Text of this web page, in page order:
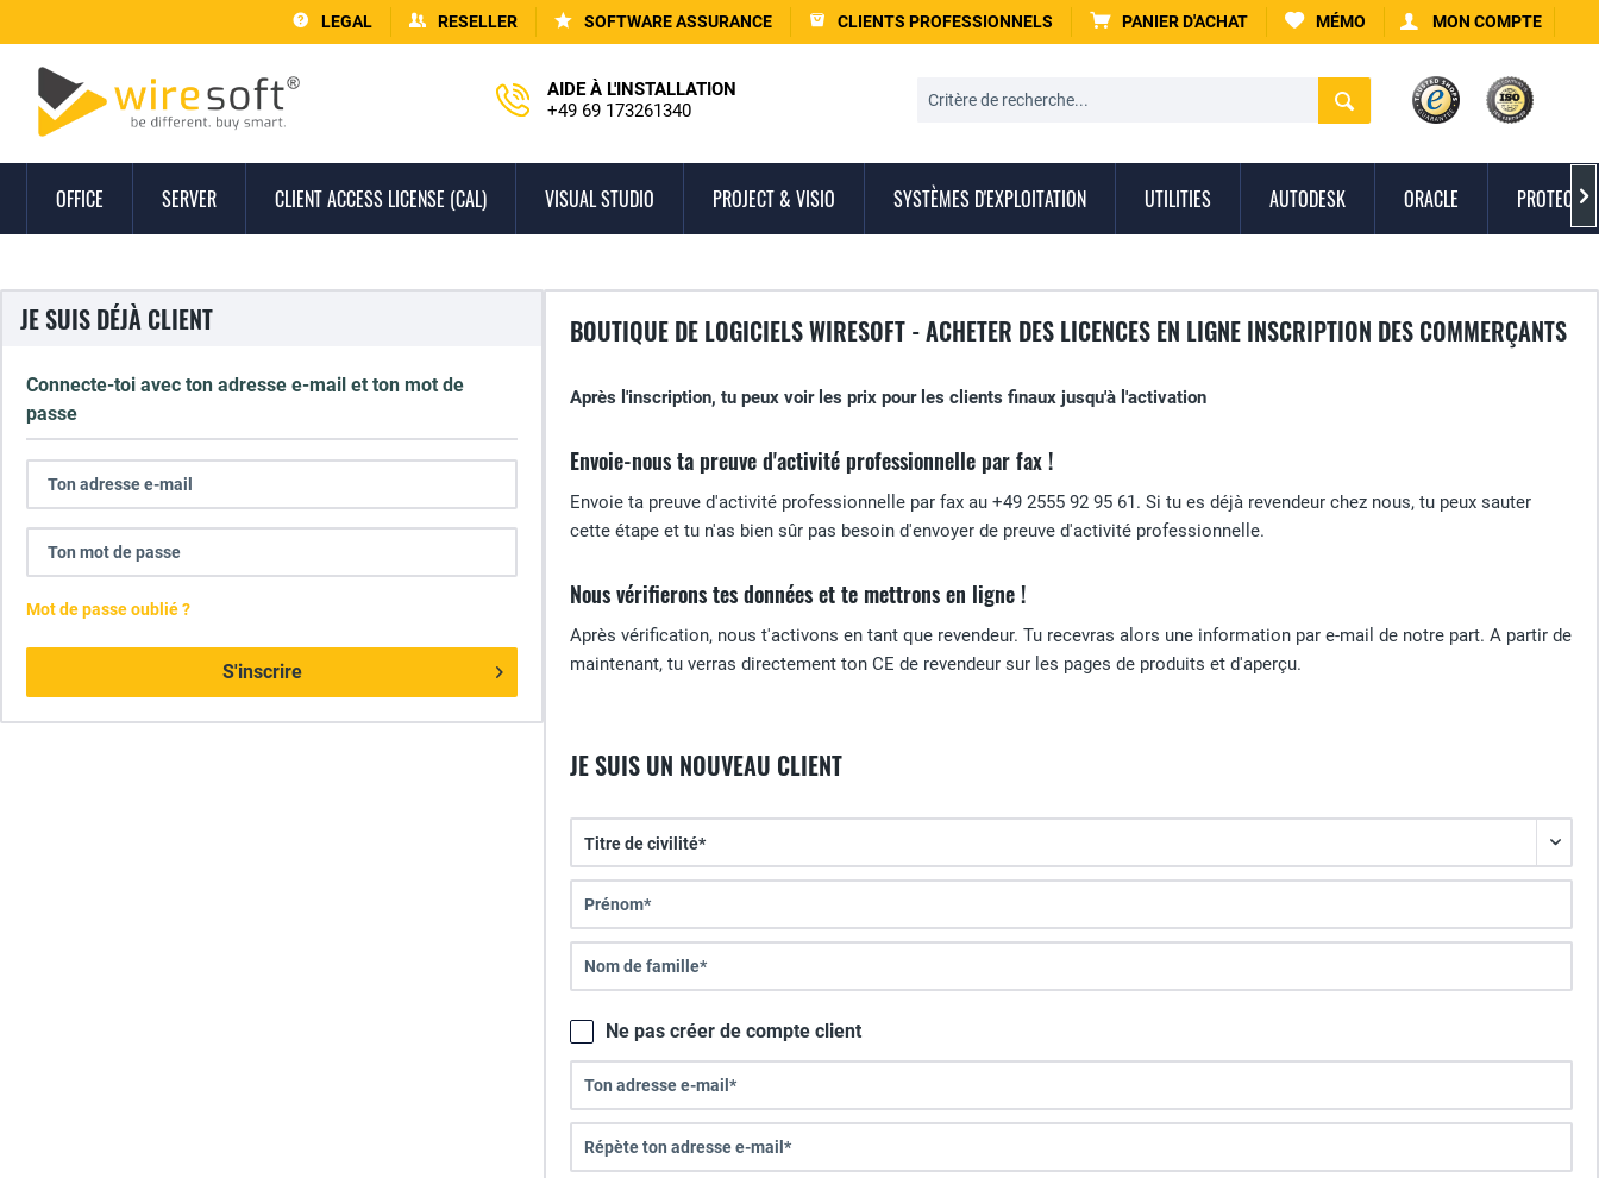
LEGAL RESELLER SOFTWARE ASSURANCE CLIENTS PROFESSIONNELS PANIER D'ACHAT MÉMO MON COMPTE
AIDE À L'INSTALLATION
+49 69 173261340
OFFICE SERVER CLIENT ACCESS LICENSE (CAL) VISUAL STUDIO PROJECT & VISIO SYSTÈMES D'EXPLOITATION UTILITIES AUTODESK ORACLE 
BOUTIQUE DE LOGICIELS WIRESOFT - ACHETER DES LICENCES EN LIGNE INSCRIPTION DES COMMERÇANTS
Après l'inscription, tu peux voir les prix pour les clients finaux jusqu'à l'activation
Envoie-nous ta preuve d'activité professionnelle par fax !
Envoie ta preuve d'activité professionnelle par fax au +49 2555 92 95 61. Si tu es déjà revendeur chez nous, tu peux sauter
cette étape et tu n'as bien sûr pas besoin d'envoyer de preuve d'activité professionnelle.
Nous vérifierons tes données et te mettrons en ligne !
Après vérification, nous t'activons en tant que revendeur. Tu recevras alors une information par e-mail de notre part. A partir de
maintenant, tu verras directement ton CE de revendeur sur les pages de produits et d'aperçu.
JE SUIS UN NOUVEAU CLIENT
Ne pas créer de compte client
JE SUIS DÉJÀ CLIENT
Connecte-toi avec ton adresse e-mail et ton mot de
passe
Mot de passe oublié ?
S'inscrire